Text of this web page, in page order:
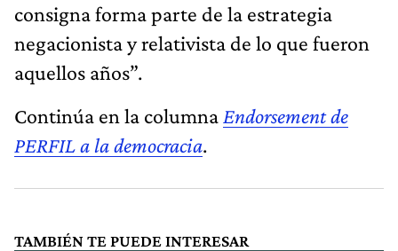
consigna forma parte de la estrategia
negacionista y relativista de lo que fueron
aquellos años”.
Continúa en la columna Endorsement de
PERFIL a la democracia.
TAMBIÉN TE PUEDE INTERESAR